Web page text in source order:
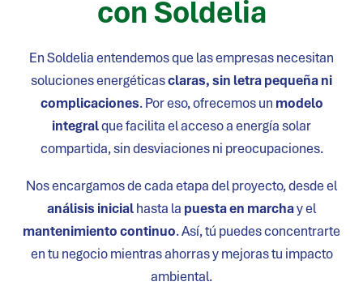
con Soldelia
En Soldelia entendemos que las empresas necesitan
soluciones energéticasclaras, sin letra pequeña ni
complicaciones. Por eso, ofrecemos un modelo
integralque facilita el acceso a energía solar
compartida, sin desviaciones ni preocupaciones.
Nos encargamos de cada etapa del proyecto, desde el
análisis inicialhasta la puesta en marchay el
mantenimiento continuo. Así, tú puedes concentrarte
en tu negocio mientras ahorras y mejoras tu impacto
ambiental.